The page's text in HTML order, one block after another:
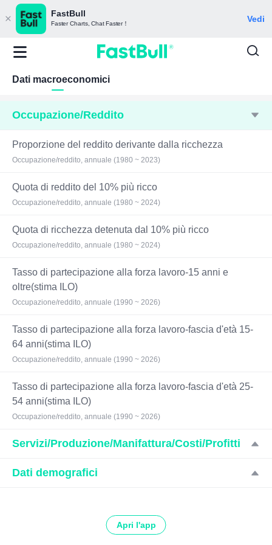
FastBull
Faster Charts, Chat Faster！ Vedi
Dati macroeconomici
Occupazione/Reddito
Proporzione del reddito derivante dalla ricchezza
Occupazione/reddito, annuale (1980 ~ 2023)
Quota di reddito del 10% più ricco
Occupazione/reddito, annuale (1980 ~ 2024)
Quota di ricchezza detenuta dal 10% più ricco
Occupazione/reddito, annuale (1980 ~ 2024)
Tasso di partecipazione alla forza lavoro-15 anni e
oltre(stima ILO)
Occupazione/reddito, annuale (1990 ~ 2026)
Tasso di partecipazione alla forza lavoro-fascia d'età 15-
64 anni(stima ILO)
Occupazione/reddito, annuale (1990 ~ 2026)
Tasso di partecipazione alla forza lavoro-fascia d'età 25-
54 anni(stima ILO)
Occupazione/reddito, annuale (1990 ~ 2026)
Servizi/Produzione/Manifattura/Costi/Profitti
Dati demografici
Apri l'app